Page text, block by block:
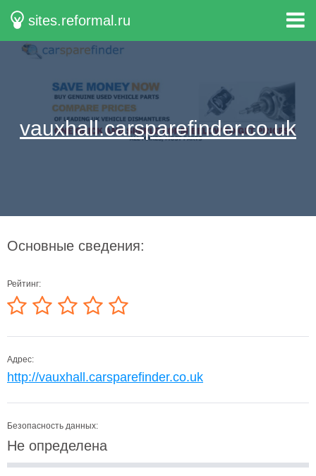
sites.reformal.ru
vauxhall.carsparefinder.co.uk
Основные сведения:
Рейтинг:
Адрес:
http://vauxhall.carsparefinder.co.uk
Безопасность данных:
Не определена